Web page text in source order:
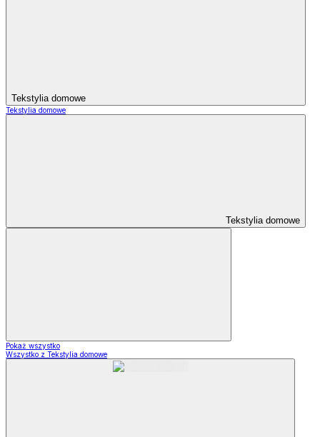
Tekstylia domowe
Tekstylia domowe
Tekstylia domowe
Pokaż wszystko
Wszystko z Tekstylia domowe